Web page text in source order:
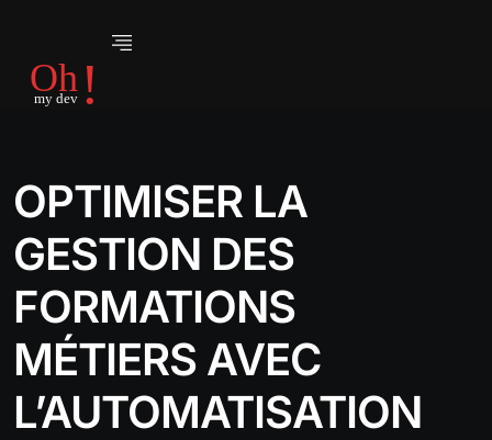
OPTIMISER LA
GESTION DES
FORMATIONS
MÉTIERS AVEC
L’AUTOMATISATION